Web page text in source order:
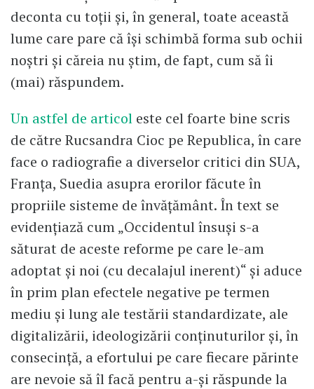
deconta cu toţii şi, în general, toate această
lume care pare că îşi schimbă forma sub ochii
noştri şi căreia nu ştim, de fapt, cum să îi
(mai) răspundem.
Un astfel de articol este cel foarte bine scris
de către Rucsandra Cioc pe Republica, în care
face o radiografie a diverselor critici din SUA,
Franţa, Suedia asupra erorilor făcute în
propriile sisteme de învăţământ. În text se
evidențiază cum „Occidentul însuşi s-a
săturat de aceste reforme pe care le-am
adoptat şi noi (cu decalajul inerent)“ și aduce
în prim plan efectele negative pe termen
mediu şi lung ale testării standardizate, ale
digitalizării, ideologizării conţinuturilor şi, în
consecinţă, a efortului pe care fiecare părinte
are nevoie să îl facă pentru a-şi răspunde la